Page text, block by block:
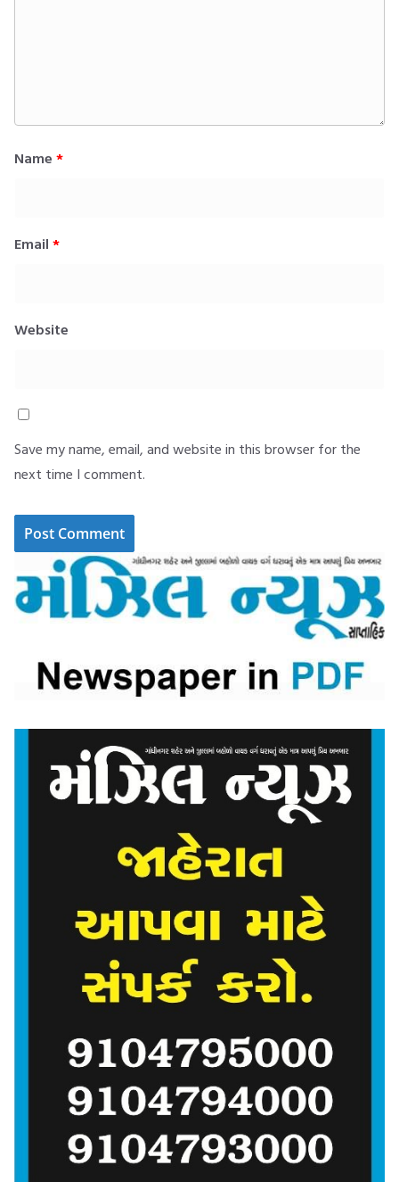
Name *
Email *
Website
Save my name, email, and website in this browser for the
next time I comment.